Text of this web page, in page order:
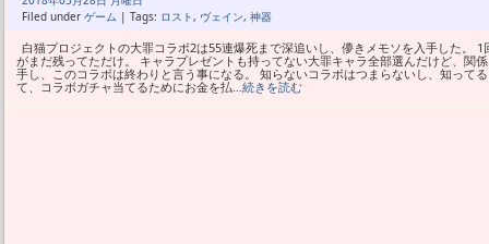
Filed under ゲーム | Tags: ロスト, ヴェイン, 神器
白猫プロジェクトの大罪コラボ2は55連爆死まで深追いし、儚きメモソを入手した。
がまだ残ってただけ。 キャラプレゼントも持ってない大罪キャラ全部選んだけど、関
手し、このコラボは終わりと言う事になる。 知らないコラボはつまらないし、知って
て、コラボガチャ当てるためにお金を払…続きを読む